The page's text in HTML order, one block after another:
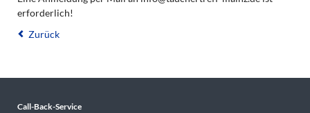
erforderlich!
Zurück
Call-Back-Service